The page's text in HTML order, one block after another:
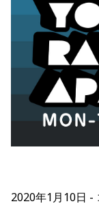
2020年1月10日